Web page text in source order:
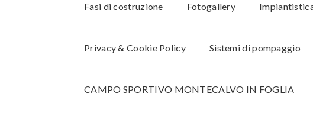
Fasi di costruzione Fotogallery
Privacy & Cookie Policy Sistemi di pompaggio
CAMPO SPORTIVO MONTECALVO IN FOGLIA